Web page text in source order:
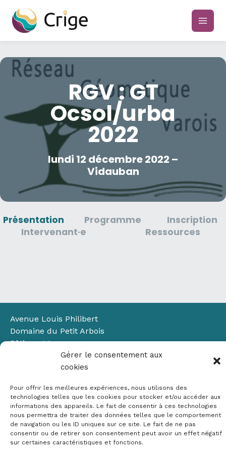
Gérer le consentement aux
cookies
Pour offrir les meilleures expériences, nous utilisons des
technologies telles que les cookies pour stocker et/ou accéder aux
informations des appareils. Le fait de consentir à ces technologies
nous permettra de traiter des données telles que le comportement
de navigation ou les ID uniques sur ce site. Le fait de ne pas
consentir ou de retirer son consentement peut avoir un effet négatif
sur certaines caractéristiques et fonctions.
contenu
main
RGV : GT
Ocsol/urba
2022
lundi 12 décembre 2022 –
Vidauban
Présentation Programme
Inscription
Intervenant·e
Ressources
Avenue Louis Philibert
Domaine du Petit Arbois
Bâtiment Laennec
13100 Aix-en-Provence
04 42 90 71 22